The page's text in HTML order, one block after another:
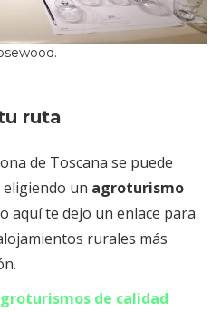
ruta
de Toscana se puede
un agroturismo
aquí te dejo un enlace para
rurales más
de calidad